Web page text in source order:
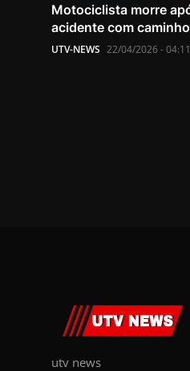
Motociclista morre
acidente com
UTV-NEWS 22/04/2026 - 04:11
utv news